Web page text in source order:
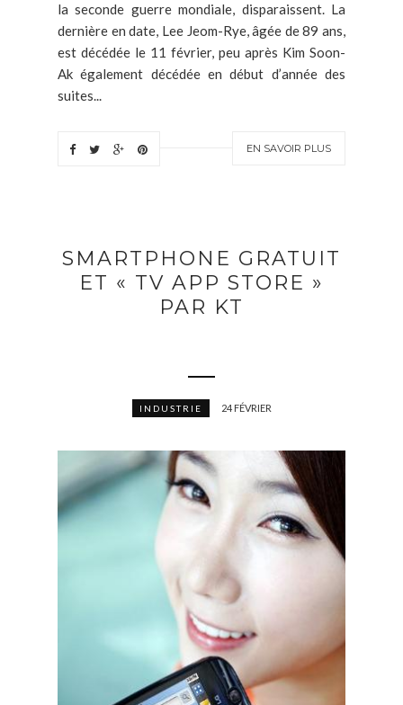
la seconde guerre mondiale, disparaissent. La
dernière en date, Lee Jeom-Rye, âgée de 89 ans,
est décédée le 11 février, peu après Kim Soon-
Ak également décédée en début d’année des
suites...
EN SAVOIR PLUS
SMARTPHONE GRATUIT
ET « TV APP STORE »
PAR KT
INDUSTRIE 24 FÉVRIER